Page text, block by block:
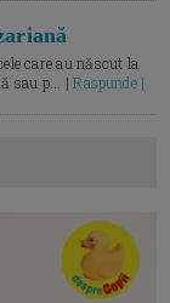
care au născut la
sau p... |Raspunde |